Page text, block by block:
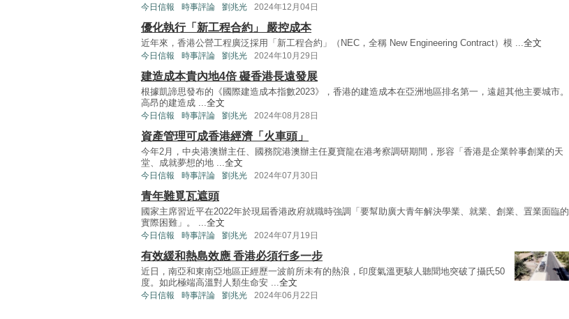
今日信報 時事評論 劉兆光 2024年12月04日
優化執行「新工程合約」 嚴控成本
近年來，香港公營工程廣泛採用「新工程合約」（NEC，全稱 New Engineering Contract）模 ...全文
今日信報 時事評論 劉兆光 2024年10月29日
建造成本貴內地4倍 礙香港長遠發展
根據凱諦思發布的《國際建造成本指數2023》，香港的建造成本在亞洲地區排名第一，遠超其他主要城市。
高昂的建造成 ...全文
今日信報 時事評論 劉兆光 2024年08月28日
資產管理可成香港經濟「火車頭」
今年2月，中央港澳辦主任、國務院港澳辦主任夏寶龍在港考察調研期間，形容「香港是企業幹事創業的天
堂、成就夢想的地 ...全文
今日信報 時事評論 劉兆光 2024年07月30日
青年難覓瓦遮頭
國家主席習近平在2022年於現屆香港政府就職時強調「要幫助廣大青年解決學業、就業、創業、置業面臨的
實際困難」。 ...全文
今日信報 時事評論 劉兆光 2024年07月19日
有效緩和熱島效應 香港必須行多一步
近日，南亞和東南亞地區正經歷一波前所未有的熱浪，印度氣溫更駭人聽聞地突破了攝氏50
度。如此極端高溫對人類生命安 ...全文
今日信報 時事評論 劉兆光 2024年06月22日